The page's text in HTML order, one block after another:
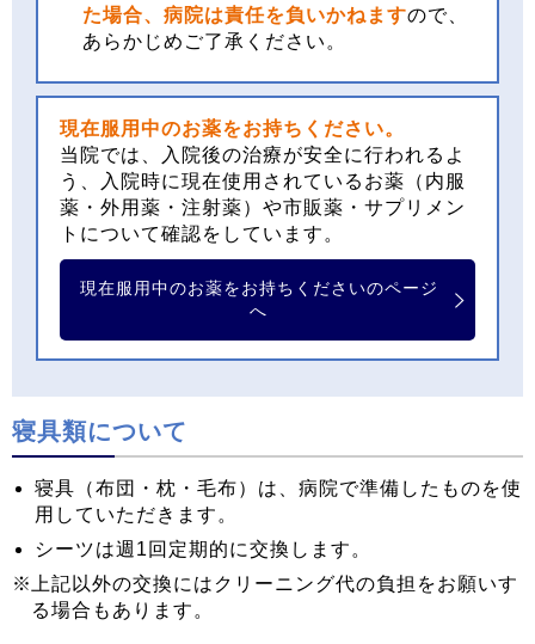
た場合、病院は責任を負いかねますので、
あらかじめご了承ください。
現在服用中のお薬をお持ちください。
当院では、入院後の治療が安全に行われるよ
う、入院時に現在使用されているお薬（内服
薬・外用薬・注射薬）や市販薬・サプリメン
トについて確認をしています。
現在服用中のお薬をお持ちくださいのページ
へ
寝具類について
寝具（布団・枕・毛布）は、病院で準備したものを使
用していただきます。
シーツは週1回定期的に交換します。
上記以外の交換にはクリーニング代の負担をお願いす
る場合もあります。